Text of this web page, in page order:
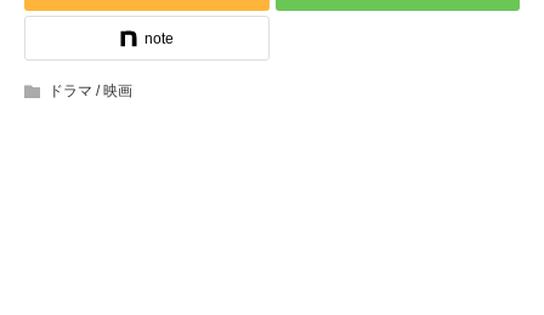
note
ドラマ / 映画